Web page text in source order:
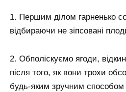
1. Першим ділом гарненько
відбираючи не зіпсовані
2. Обполіскуємо ягоди,
після того, як вони трохи
будь-яким зручним способом